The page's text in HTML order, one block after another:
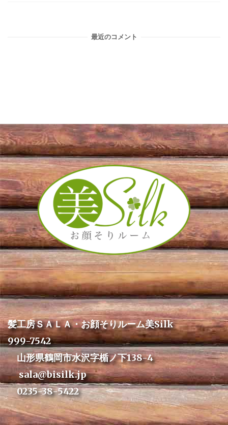
最近のコメント
髪工房ＳＡＬＡ・お顔そりルーム美Silk
999-7542
山形県鶴岡市水沢字楯ノ下138-4
sala@bisilk.jp
0235-38-5422